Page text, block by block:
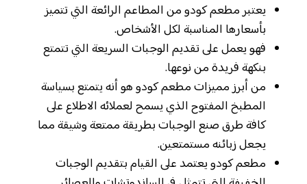
يعتبر مطعم كودو من المطاعم الرائعة التي تتميز
بأسعارها المناسبة لكل الأشخاص.
فهو يعمل على تقديم الوجبات السريعة التي تتمتع
بنكهة فريدة من نوعها.
من أبرز مميزات مطعم كودو هو أنه يتمتع بسياسة
المطبخ المفتوح الذي يسمح لعملائه الاطلاع على
كافة طرق صنع الوجبات بطريقة ممتعة وشيقة مما
يجعل زبائنه مستمتعين.
مطعم كودو يعتمد على القيام بتقديم الوجبات